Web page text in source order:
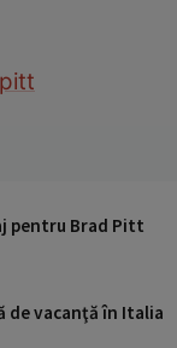
pentru Brad Pitt
Pitt au casă de vacanţă în Italia